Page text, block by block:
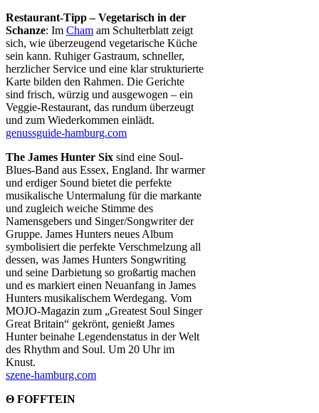
Restaurant-Tipp – Vegetarisch in der
Schanze: Im Cham am Schulterblatt zeigt
sich, wie überzeugend vegetarische Küche
sein kann. Ruhiger Gastraum, schneller,
herzlicher Service und eine klar strukturierte
Karte bilden den Rahmen. Die Gerichte
sind frisch, würzig und ausgewogen – ein
Veggie-Restaurant, das rundum überzeugt
und zum Wiederkommen einlädt.
genussguide-hamburg.com
The James Hunter Six sind eine Soul-
Blues-Band aus Essex, England. Ihr warmer
und erdiger Sound bietet die perfekte
musikalische Untermalung für die markante
und zugleich weiche Stimme des
Namensgebers und Singer/Songwriter der
Gruppe. James Hunters neues Album
symbolisiert die perfekte Verschmelzung all
dessen, was James Hunters Songwriting
und seine Darbietung so großartig machen
und es markiert einen Neuanfang in James
Hunters musikalischem Werdegang. Vom
MOJO-Magazin zum „Greatest Soul Singer
Great Britain“ gekrönt, genießt James
Hunter beinahe Legendenstatus in der Welt
des Rhythm and Soul. Um 20 Uhr im
Knust.
szene-hamburg.com
Θ FOFFTEIN